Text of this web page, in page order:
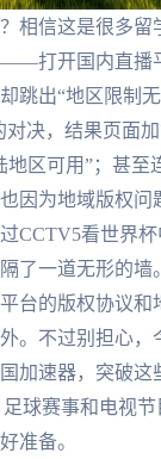
相信这是很多留
打开国内直播
跳出“地区限制
对决，结果页面
区可用”；甚至
因为地域版权问
CCTV5看世界
了一道无形的墙
台的版权协议和
。不过别担心，
加速器，突破这
球赛事和电视节
准备。